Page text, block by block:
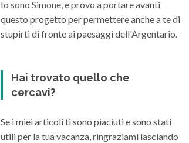
suo territorio, riesce a dare vita a grandi
vini di varia...
Io sono Simone, e provo a portare avanti
questo progetto per permettere anche a te di
stupirti di fronte ai paesaggi dell'Argentario.
Hai trovato quello che
cercavi?
Se i miei articoli ti sono piaciuti e sono stati
utili per la tua vacanza, ringraziami lasciando